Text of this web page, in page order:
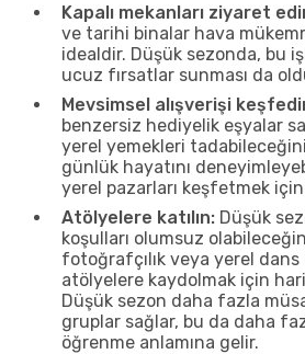
Kapalı mekanları ziyaret
ve tarihi binalar hava
idealdir. Düşük sezonda, bu
ucuz fırsatlar sunması da
Mevsimsel alışverişi
benzersiz hediyelik eşyalar
yerel yemekleri
günlük hayatını
yerel pazarları keşfetmek
Atölyelere katılın: Düşük
koşulları olumsuz
fotoğrafçılık veya yerel
atölyelere kaydolmak için
Düşük sezon daha fazla
gruplar sağlar, bu da daha
öğrenme anlamına gelir.